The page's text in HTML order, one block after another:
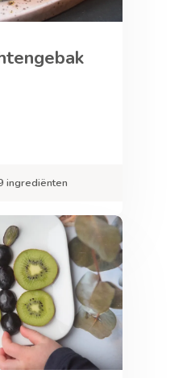
ingrediënten